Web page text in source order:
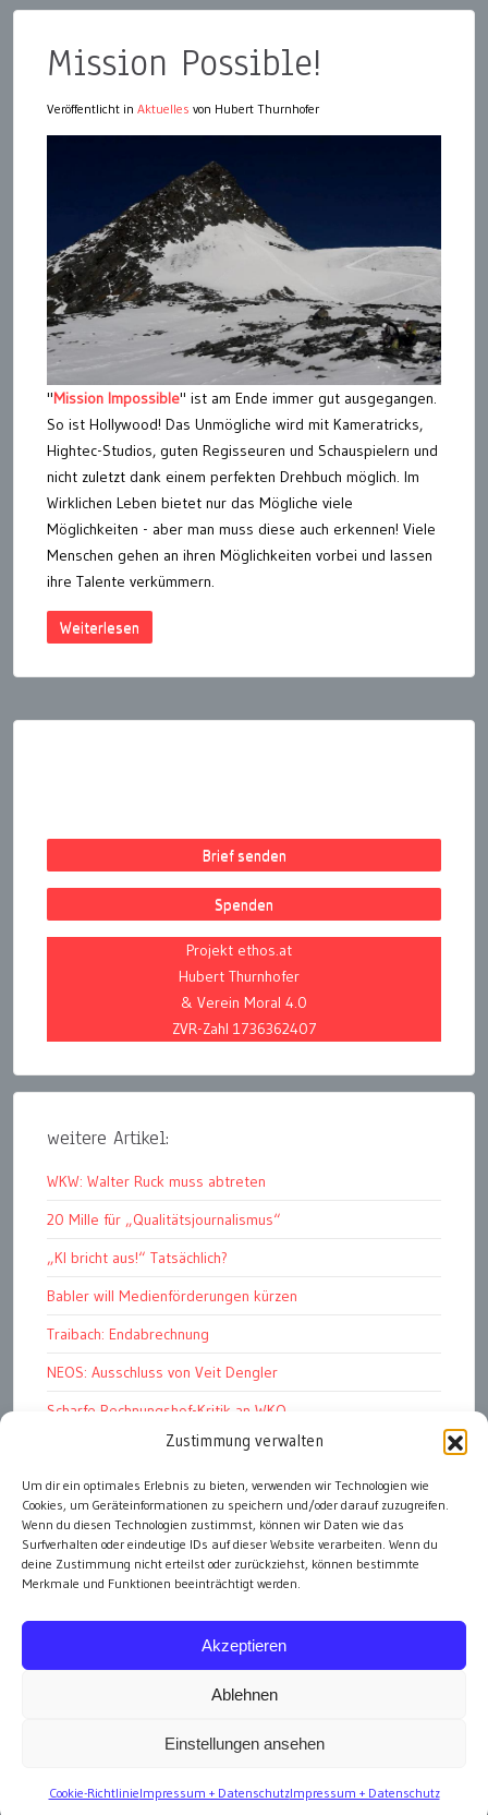
Zustimmung verwalten
Um dir ein optimales Erlebnis zu bieten, verwenden wir Technologien wie
Cookies, um Geräteinformationen zu speichern und/oder darauf zuzugreifen.
Wenn du diesen Technologien zustimmst, können wir Daten wie das
Surfverhalten oder eindeutige IDs auf dieser Website verarbeiten. Wenn du
deine Zustimmung nicht erteilst oder zurückziehst, können bestimmte
Merkmale und Funktionen beeinträchtigt werden.
Akzeptieren
Ablehnen
Einstellungen ansehen
Cookie-RichtlinieImpressum + DatenschutzImpressum + Datenschutz
Mission Possible!
Veröffentlicht in Aktuelles von Hubert Thurnhofer
"Mission Impossible" ist am Ende immer gut ausgegangen.
So ist Hollywood! Das Unmögliche wird mit Kameratricks,
Hightec-Studios, guten Regisseuren und Schauspielern und
nicht zuletzt dank einem perfekten Drehbuch möglich. Im
Wirklichen Leben bietet nur das Mögliche viele
Möglichkeiten - aber man muss diese auch erkennen! Viele
Menschen gehen an ihren Möglichkeiten vorbei und lassen
ihre Talente verkümmern.
Weiterlesen
der
Brief senden
Spenden
Projekt ethos.at
Hubert Thurnhofer
& Verein Moral 4.0
ZVR-Zahl 1736362407
weitere Artikel:
WKW: Walter Ruck muss abtreten
20 Mille für „Qualitätsjournalismus“
„KI bricht aus!“ Tatsächlich?
Babler will Medienförderungen kürzen
Traibach: Endabrechnung
NEOS: Ausschluss von Veit Dengler
Scharfe Rechnungshof-Kritik an WKO
Pelletspreise steigen massiv
Werbemüll: unüberbietbar
Graz Stadt der HerzensbrecherInnen
alle Artikel
Impressum